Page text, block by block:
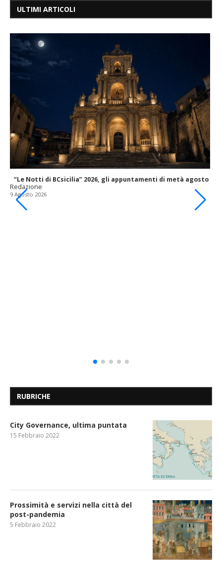
ULTIMI ARTICOLI
“Le Notti di BCsicilia” 2026, gli appuntamenti di metà agosto
Redazione
9 Agosto 2026
RUBRICHE
City Governance, ultima puntata
15 Febbraio 2022
Prossimità e servizi nella città del
post-pandemia
5 Febbraio 2022